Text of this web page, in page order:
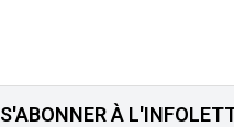
S'ABONNER À